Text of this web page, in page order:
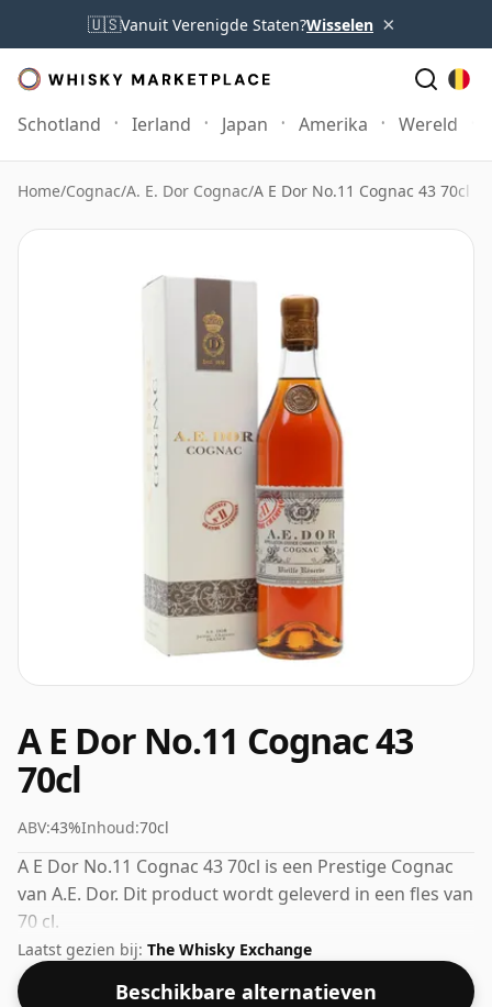
🇺🇸Vanuit Verenigde Staten?Wisselen ×
Schotland Ierland Japan Amerika Wereld
Home/Cognac/A. E. Dor Cognac/A E Dor No.11 Cognac 43 70cl
A E Dor No.11 Cognac 43
70cl
ABV:43%Inhoud:70cl
A E Dor No.11 Cognac 43 70cl is een Prestige Cognac
van A.E. Dor. Dit product wordt geleverd in een fles van
70 cl.
Laatst gezien bij: The Whisky Exchange
Beschikbare alternatieven